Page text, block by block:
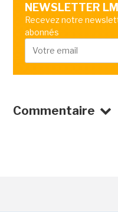
NEWSLETTER LMI
Recevez notre
abonnés
Commentaire